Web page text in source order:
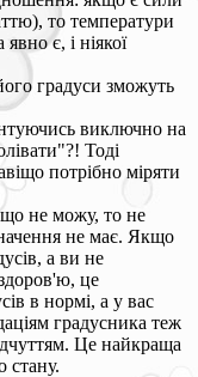
то температури
є, і ніякої
градуси зможуть
виключно на
Тоді
потрібно міряти
не можу, то не
не має. Якщо
а ви не
це
в нормі, а у вас
градусника теж
Це найкраща
стану.